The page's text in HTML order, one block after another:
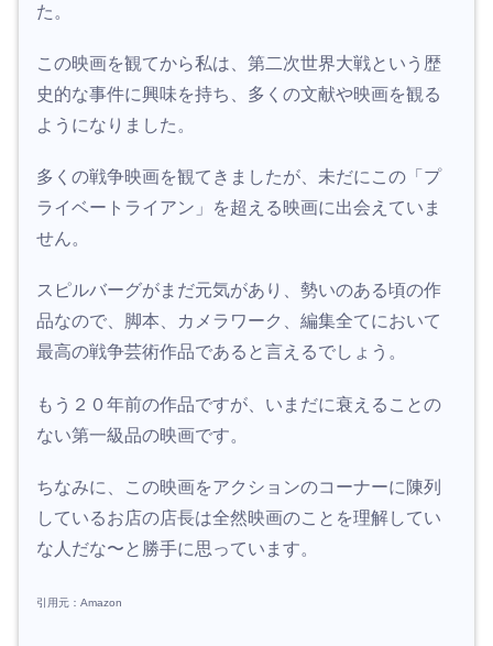
た。
この映画を観てから私は、第二次世界大戦という歴
史的な事件に興味を持ち、多くの文献や映画を観る
ようになりました。
多くの戦争映画を観てきましたが、未だにこの「プ
ライベートライアン」を超える映画に出会えていま
せん。
スピルバーグがまだ元気があり、勢いのある頃の作
品なので、脚本、カメラワーク、編集全てにおいて
最高の戦争芸術作品であると言えるでしょう。
もう２０年前の作品ですが、いまだに衰えることの
ない第一級品の映画です。
ちなみに、この映画をアクションのコーナーに陳列
しているお店の店長は全然映画のことを理解してい
な人だな〜と勝手に思っています。
引用元：Amazon